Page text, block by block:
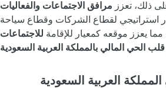
ذلك، تعزز مرافق الاجتماعات والفعاليات
استراتيجي لقطاع الشركات وقطاع سياحة
يعزز موقعه كمعيار للإقامة للاجتماعات
الحي المالي بالمملكة العربية السعودية
العربية السعودية